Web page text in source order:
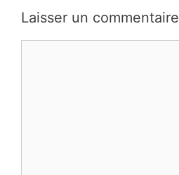
Laisser un commentaire